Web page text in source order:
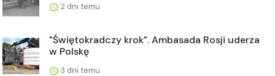
2 dni temu
"Świętokradczy krok". Ambasada Rosji uderza
w Polskę
3 dni temu